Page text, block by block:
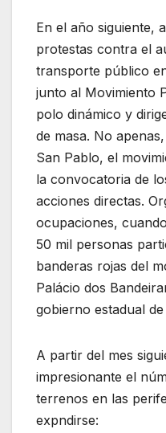
En el año siguiente,
protestas contra el
transporte público
junto al Movimiento
polo dinámico y
de masa. No
San Pablo, el
la convocatoria de
acciones directas.
ocupaciones,
50 mil personas
banderas rojas del
Palácio dos
gobierno estadual
A partir del mes
impresionante el
terrenos en las
expndirse: